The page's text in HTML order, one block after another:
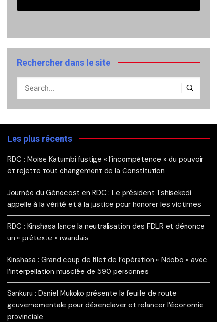
Rechercher dans le site
Les plus récents
RDC : Moïse Katumbi fustige « l’incompétence » du pouvoir
et rejette tout changement de la Constitution
Journée du Génocost en RDC : Le président Tshisekedi
appelle à la vérité et à la justice pour honorer les victimes
RDC : Kinshasa lance la neutralisation des FDLR et dénonce
un « prétexte » rwandais
Kinshasa : Grand coup de filet de l’opération « Ndobo » avec
l’interpellation musclée de 590 personnes
Sankuru : Daniel Mukoko présente la feuille de route
gouvernementale pour désenclaver et relancer l’économie
provinciale